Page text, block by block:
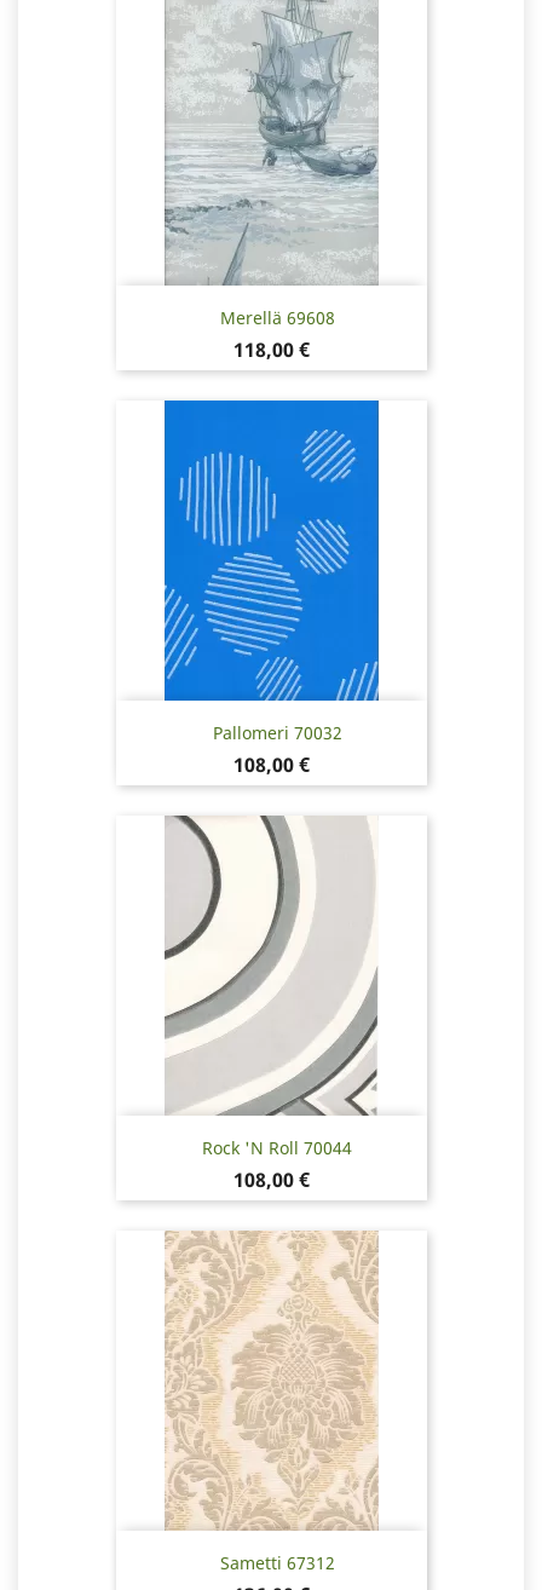
Merellä 69608
Hinta
118,00 €
Pallomeri 70032
Hinta
108,00 €
Rock 'N Roll 70044
Hinta
108,00 €
Sametti 67312